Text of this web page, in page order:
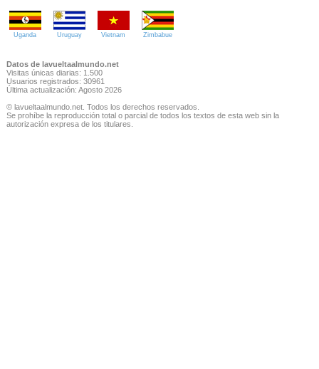
Uganda Uruguay Vietnam Zimbabue
Datos de lavueltaalmundo.net
Visitas únicas diarias: 1.500
Usuarios registrados: 30961
Última actualización: Agosto 2026
© lavueltaalmundo.net. Todos los derechos reservados.
Se prohíbe la reproducción total o parcial de todos los textos de esta web sin la
autorización expresa de los titulares.